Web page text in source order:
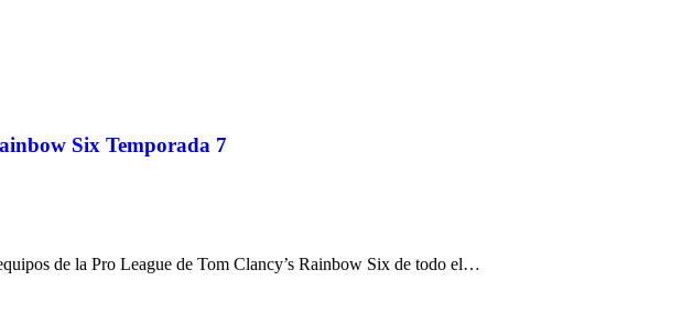
Six Temporada 7
de la Pro League de Tom Clancy’s Rainbow Six de todo el…